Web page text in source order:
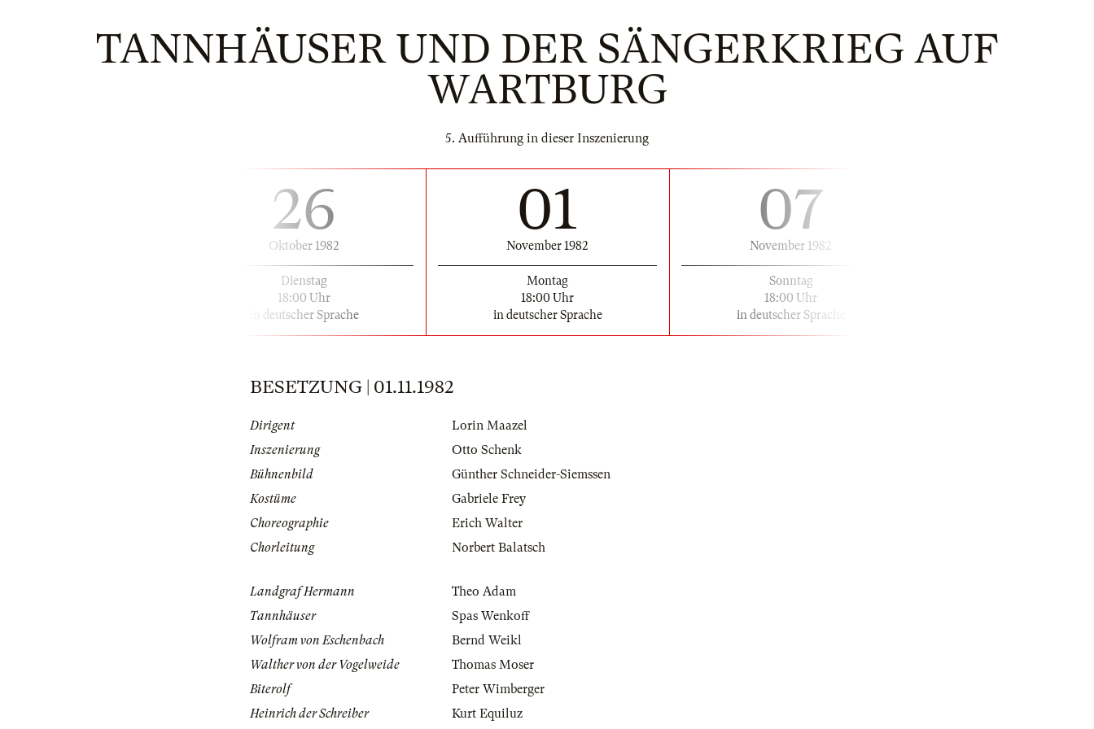
TANNHÄUSER UND DER SÄNGERKRIEG AUF
WARTBURG
5. Aufführung in dieser Inszenierung
26
Oktober 1982
Dienstag
18:00 Uhr
in deutscher Sprache
01
November 1982
Montag
18:00 Uhr
in deutscher Sprache
07
November 1982
Sonntag
18:00 Uhr
in deutscher Sprache
BESETZUNG | 01.11.1982
Dirigent
Lorin Maazel
Inszenierung
Otto Schenk
Bühnenbild
Günther Schneider-Siemssen
Kostüme
Gabriele Frey
Choreographie
Erich Walter
Chorleitung
Norbert Balatsch
Landgraf Hermann
Theo Adam
Tannhäuser
Spas Wenkoff
Wolfram von Eschenbach
Bernd Weikl
Walther von der Vogelweide
Thomas Moser
Biterolf
Peter Wimberger
Heinrich der Schreiber
Kurt Equiluz